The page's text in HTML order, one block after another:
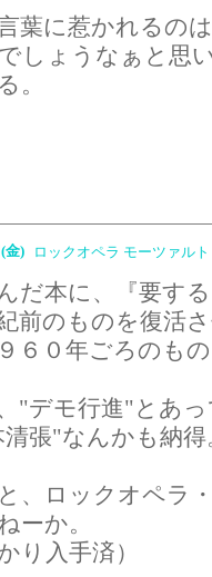
葉に惹かれるの
しょうなぁと思
。
金) ロックオペラ モーツァル
だ本に、『要す
前のものを復活
６０年ごろのも
"デモ行進"とあ
張"なんかも納得
、ロックオペラ
ーか。
り入手済）